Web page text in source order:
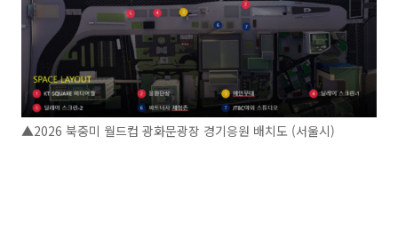
▲2026 북중미 월드컵 광화문광장 경기응원 배치도 (서울시)